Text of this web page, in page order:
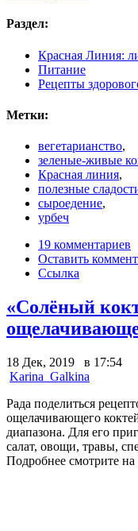
Раздел:
Красная Линия:
Питание
Рецепты
Метки:
вегетарианство,
зеленые-живые
Красная линия,
полезные
сыроедение,
урбеч
19 комментариев
Оставить
Ссылка
«Солёный
18 Дек, 2019 в 17:54
Karina_Galkina
Рада поделиться
ощелачивающего
диапазона. Для его
салат, овощи, травы,
Подробнее смотрите на